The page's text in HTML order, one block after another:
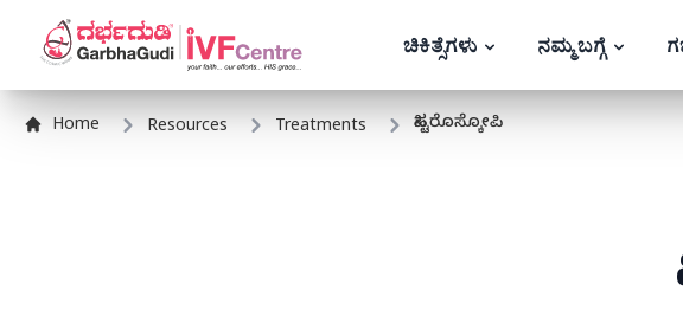
ಚಿಕಿತ್ಸೆಗಳು ನಮ್ಮ ಬಗ್ಗೆ
Home Resources Treatments ಹಿಸ್ಟರೊಸ್ಕೋಪಿ